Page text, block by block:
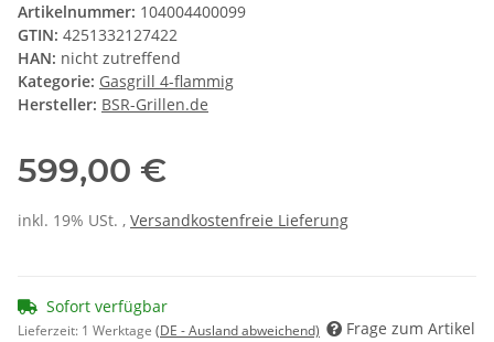
Artikelnummer: 104004400099
GTIN: 4251332127422
HAN: nicht zutreffend
Kategorie: Gasgrill 4-flammig
Hersteller: BSR-Grillen.de
599,00 €
inkl. 19% USt. , Versandkostenfreie Lieferung
Sofort verfügbar
Lieferzeit: 1 Werktage (DE - Ausland abweichend) Frage zum Artikel